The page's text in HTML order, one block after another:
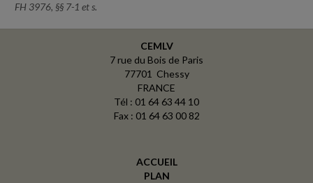
FH 3976, §§ 7-1 et s.
CEMLV
7 rue du Bois de Paris
77701 Chessy
FRANCE
Tél : 01 64 63 44 10
Fax : 01 64 63 00 82
ACCUEIL
PLAN